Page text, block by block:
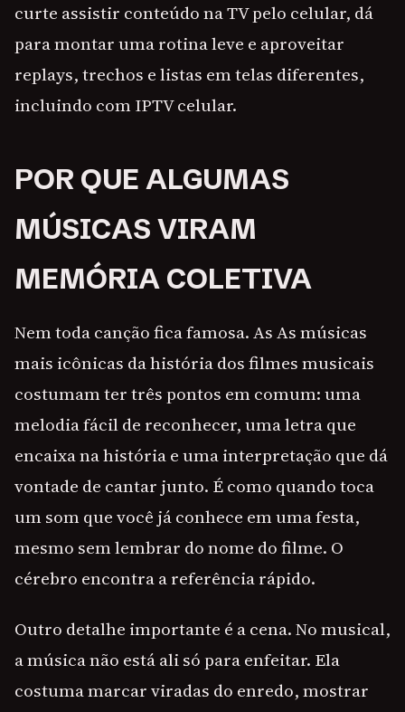
curte assistir conteúdo na TV pelo celular, dá
para montar uma rotina leve e aproveitar
replays, trechos e listas em telas diferentes,
incluindo com IPTV celular.
POR QUE ALGUMAS
MÚSICAS VIRAM
MEMÓRIA COLETIVA
Nem toda canção fica famosa. As As músicas
mais icônicas da história dos filmes musicais
costumam ter três pontos em comum: uma
melodia fácil de reconhecer, uma letra que
encaixa na história e uma interpretação que dá
vontade de cantar junto. É como quando toca
um som que você já conhece em uma festa,
mesmo sem lembrar do nome do filme. O
cérebro encontra a referência rápido.
Outro detalhe importante é a cena. No musical,
a música não está ali só para enfeitar. Ela
costuma marcar viradas do enredo, mostrar